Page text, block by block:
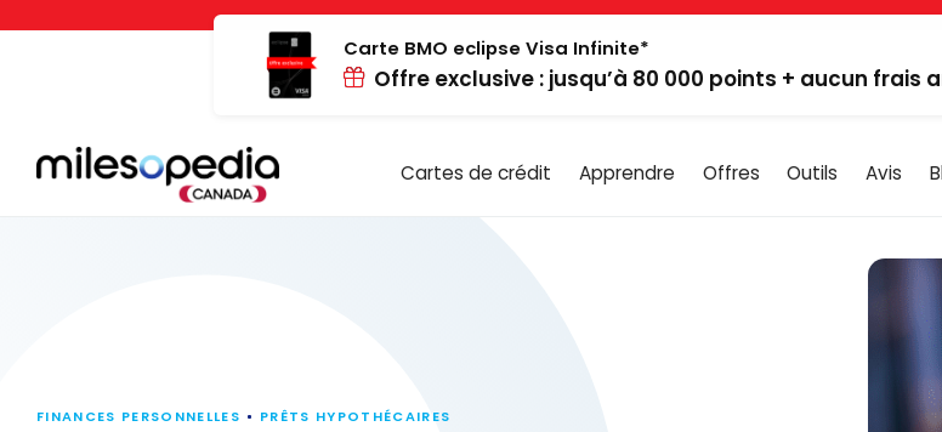
Panneau de gestion des cookies
Carte BMO eclipse Visa Infinite*
Offre exclusive : jusqu’à 80 000 points + aucun frais
Cartes de crédit Apprendre Offres Outils Avis
FINANCES PERSONNELLES PRÊTS HYPOTHÉCAIRES